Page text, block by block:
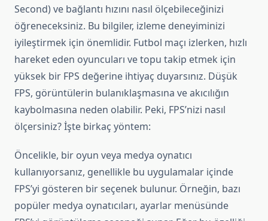
Second) ve bağlantı hızını nasıl ölçebileceğinizi
öğreneceksiniz. Bu bilgiler, izleme deneyiminizi
iyileştirmek için önemlidir. Futbol maçı izlerken, hızlı
hareket eden oyuncuları ve topu takip etmek için
yüksek bir FPS değerine ihtiyaç duyarsınız. Düşük
FPS, görüntülerin bulanıklaşmasına ve akıcılığın
kaybolmasına neden olabilir. Peki, FPS’nizi nasıl
ölçersiniz? İşte birkaç yöntem:
Öncelikle, bir oyun veya medya oynatıcı
kullanıyorsanız, genellikle bu uygulamalar içinde
FPS’yi gösteren bir seçenek bulunur. Örneğin, bazı
popüler medya oynatıcıları, ayarlar menüsünde